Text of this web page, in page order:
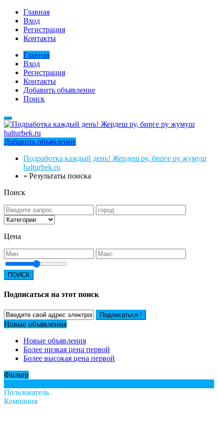
Главная
Вход
Регистрация
Контакты
Главная
Вход
Регистрация
Контакты
Добавить объявление
Поиск
Добавить объявление
Подработка каждый день! Жердеш ру, бирге ру жумуш
halturbek.ru
» Результаты поиска
Поиск
Цена
ПОИСК
Подписаться на этот поиск
Подписаться !
Новые объявления
Новые объявления
Более низкая цена первой
Более высокая цена первой
Фильтр
Пользователь
Компания